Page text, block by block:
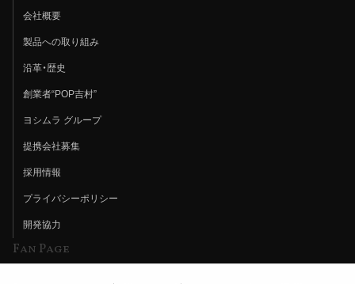
会社概要
製品への取り組み
沿革・歴史
創業者“POP吉村”
ヨシムラ グループ
提携会社募集
採用情報
プライバシーポリシー
開発協力
Fan Page